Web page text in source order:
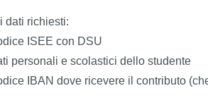
dati richiesti:
ISEE con DSU
personali e scolastici dello studente
IBAN dove ricevere il contributo